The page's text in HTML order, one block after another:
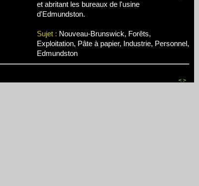
et abritant les bureaux de l'usine
d'Edmundston.
Sujet : Nouveau-Brunswick, Forêts,
Exploitation, Pâte à papier, Industrie, Personnel,
Edmundston
<>